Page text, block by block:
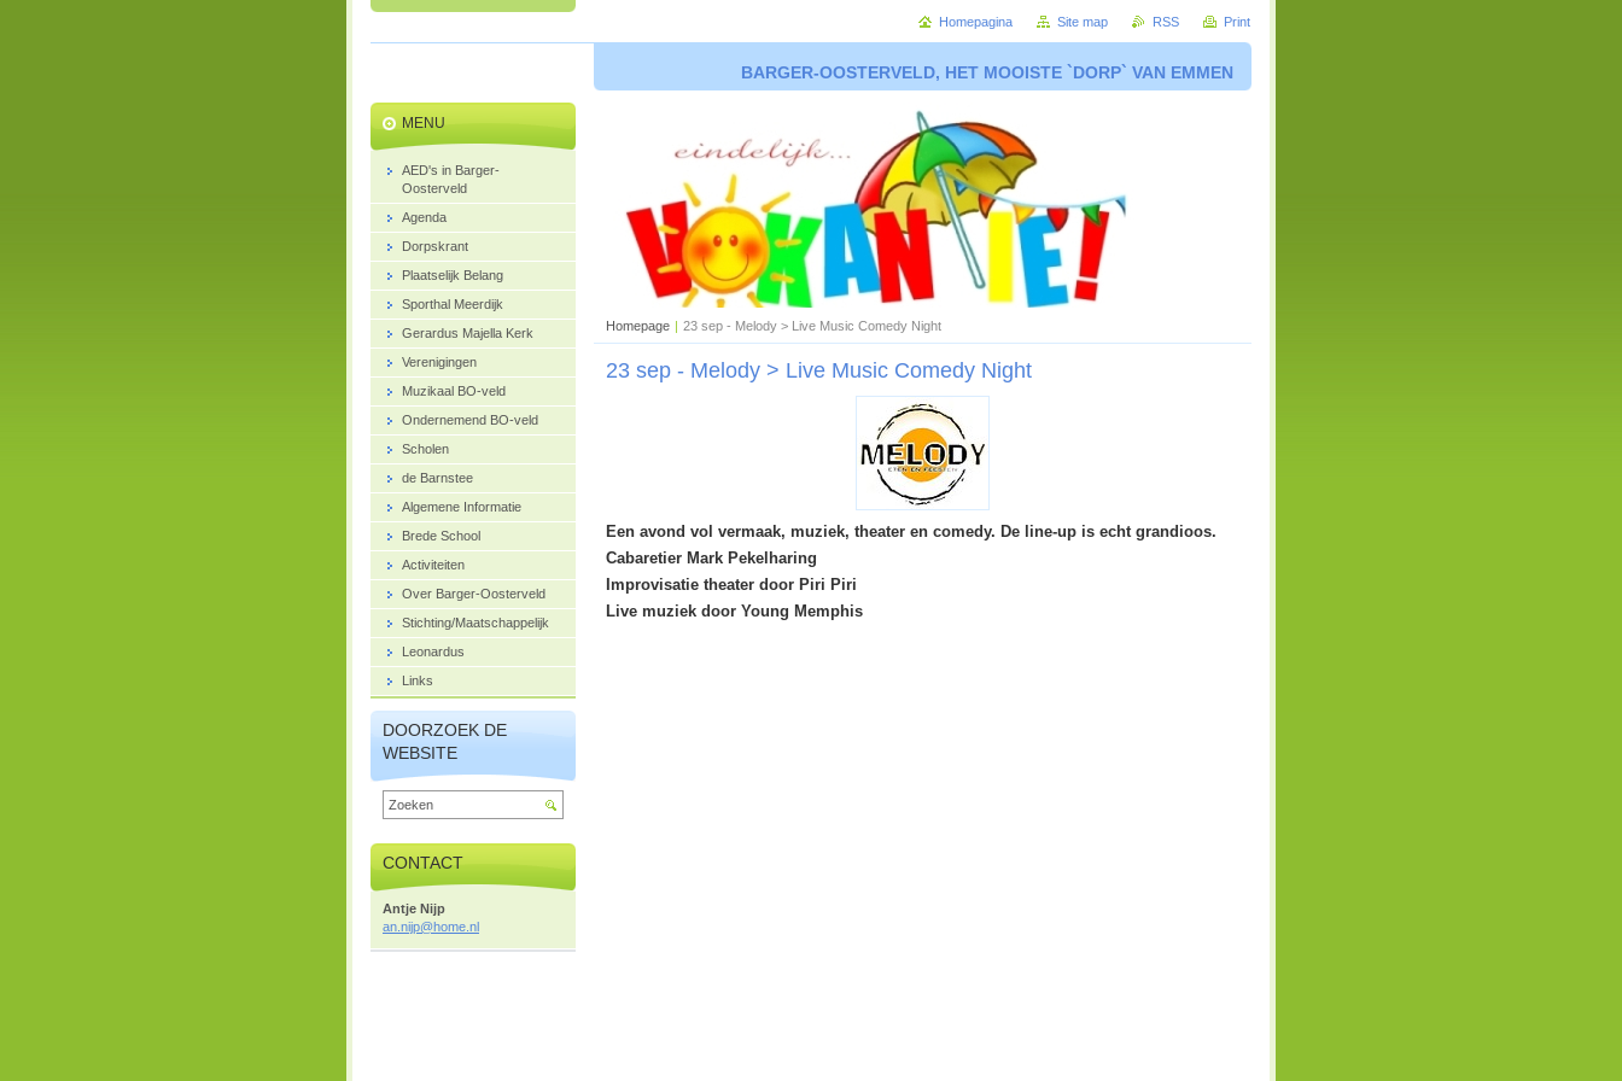
BARGER-OOSTERVELD, HET MOOISTE `DORP` VAN EMMEN
Homepage | 23 sep - Melody > Live Music Comedy Night
23 sep - Melody > Live Music Comedy Night
Een avond vol vermaak, muziek, theater en comedy. De line-up is echt grandioos.
Cabaretier Mark Pekelharing
Improvisatie theater door Piri Piri
Live muziek door Young Memphis
MENU
AED's in Barger-
Oosterveld
Agenda
Dorpskrant
Plaatselijk Belang
Sporthal Meerdijk
Gerardus Majella Kerk
Verenigingen
Muzikaal BO-veld
Ondernemend BO-veld
Scholen
de Barnstee
Algemene Informatie
Brede School
Activiteiten
Over Barger-Oosterveld
Stichting/Maatschappelijk
Leonardus
Links
DOORZOEK DE
WEBSITE
CONTACT
Antje Nijp
an.nijp@home.nl
Homepagina Site map RSS Print